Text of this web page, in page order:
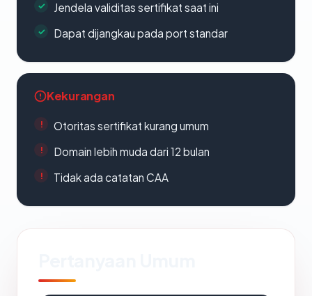
Jendela validitas sertifikat saat ini
Dapat dijangkau pada port standar
Kekurangan
Otoritas sertifikat kurang umum
Domain lebih muda dari 12 bulan
Tidak ada catatan CAA